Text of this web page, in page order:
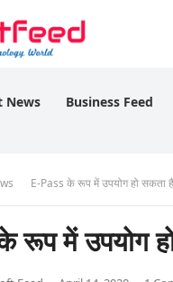
News Business Feed
E-Pass के रूप में उपयोग हो
रूप में उपयोग